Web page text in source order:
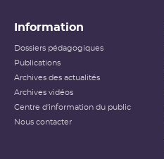
Information
Dossiers pédagogiques
Publications
Archives des actualités
Archives vidéos
Centre d'information du public
Nous contacter